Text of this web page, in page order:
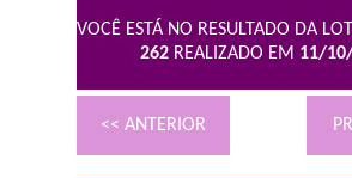
VOCÊ ESTÁ NO RESULTADO DA
262 REALIZADO EM 11/
<< ANTERIOR